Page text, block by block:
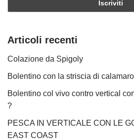
Articoli recenti
Colazione da Spigoly
Bolentino con la striscia di calamaro
Bolentino col vivo contro vertical
?
PESCA IN VERTICALE CON LE
EAST COAST